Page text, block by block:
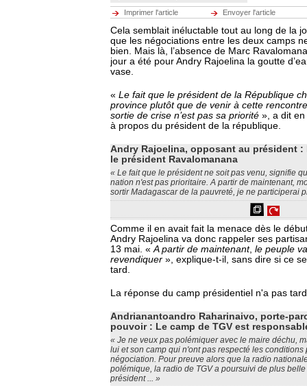
Imprimer l'article Envoyer l'article
Cela semblait inéluctable tout au long de la
que les négociations entre les deux camps
bien. Mais là, l’absence de Marc
jour a été pour Andry Rajoelina la goutte
vase.
« Le fait que le président de la République
province plutôt que de venir à cette
sortie de crise n’est pas sa priorité », a dit en
à propos du président de la république.
Andry Rajoelina, opposant au président :
le président Ravalomanana
« Le fait que le président ne soit pas venu, signifie
nation n'est pas prioritaire. A partir de maintenant,
sortir Madagascar de la pauvreté, je ne participerai
Comme il en avait fait la menace dès le
Andry Rajoelina va donc rappeler ses
13 mai. «A partir de maintenant, le peuple
revendiquer », explique-t-il, sans dire si ce
tard.
La réponse du camp présidentiel n'a pas
Andrianantoandro Raharinaivo, porte-
pouvoir : Le camp de TGV est
« Je ne veux pas polémiquer avec le maire déchu,
lui et son camp qui n'ont pas respecté les
négociation. Pour preuve alors que la radio
polémique, la radio de TGV a poursuivi de plus
président ... »